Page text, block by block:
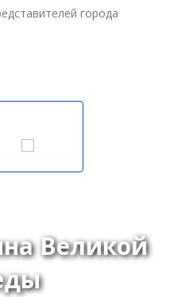
города
Великой